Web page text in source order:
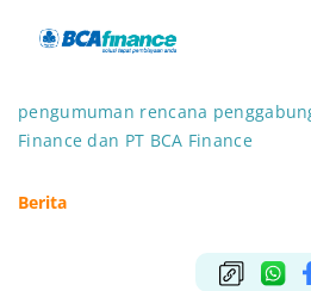
pengumuman rencana
Finance dan PT BCA Finance
Berita